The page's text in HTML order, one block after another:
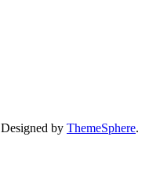
Designed by ThemeSphere.